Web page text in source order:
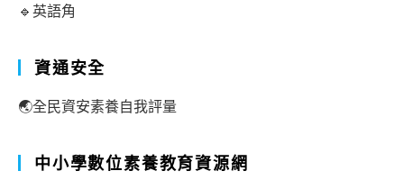
🔹英語角
資通安全
🌏全民資安素養自我評量
中小學數位素養教育資源網